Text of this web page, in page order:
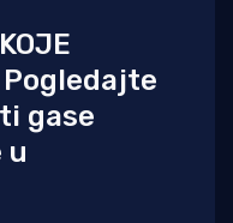
Pogledajte
gase
u